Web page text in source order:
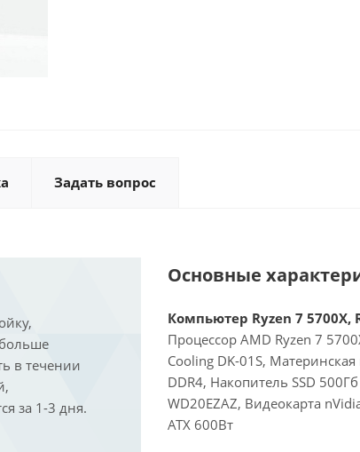
Задать вопрос
в течении
за 1-3 дня.
Основные
Компьютер Ryzen 7 5700X,
Процессор AMD Ryzen 7
Cooling DK-01S,
DDR4, Накопитель SSD
WD20EZAZ, Видеокарта
ATX 600Вт